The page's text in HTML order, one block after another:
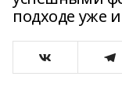
подходе уже